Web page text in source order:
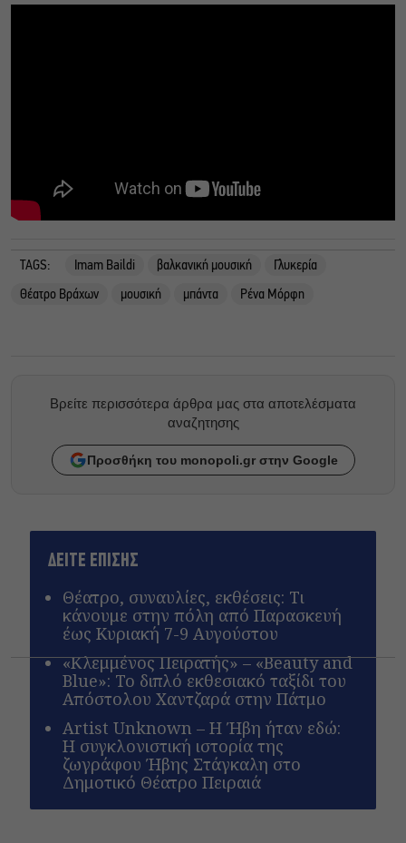
TAGS: Imam Baildi βαλκανική μουσική
Γλυκερία
Θέατρο Βράχων
μουσική μπάντα Ρένα Μόρφη
Βρείτε περισσότερα άρθρα μας στα αποτελέσματα
αναζητησης
Προσθήκη του monopoli.gr στην Google
ΔΕΙΤΕ ΕΠΙΣΗΣ
Θέατρο, συναυλίες, εκθέσεις: Τι
κάνουμε στην πόλη από Παρασκευή
έως Κυριακή 7-9 Αυγούστου
«Κλεμμένος Πειρατής» – «Beauty and
Blue»: Το διπλό εκθεσιακό ταξίδι του
Απόστολου Χαντζαρά στην Πάτμο
Artist Unknown – Η Ήβη ήταν εδώ:
Η συγκλονιστική ιστορία της
ζωγράφου Ήβης Στάγκαλη στο
Δημοτικό Θέατρο Πειραιά